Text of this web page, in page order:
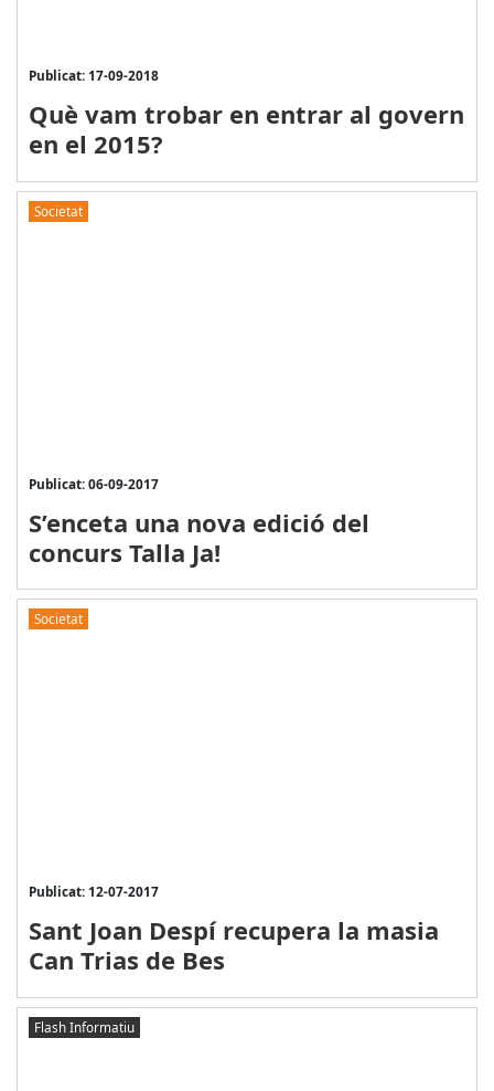
Publicat: 17-09-2018
Què vam trobar en entrar al govern
en el 2015?
Societat
Publicat: 06-09-2017
S’enceta una nova edició del
concurs Talla Ja!
Societat
Publicat: 12-07-2017
Sant Joan Despí recupera la masia
Can Trias de Bes
Flash Informatiu